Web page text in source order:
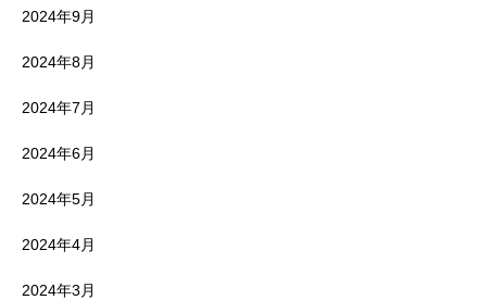
2024年9月
2024年8月
2024年7月
2024年6月
2024年5月
2024年4月
2024年3月